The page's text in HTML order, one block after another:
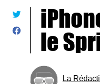
le
La